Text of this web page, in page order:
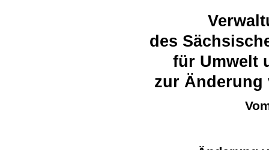
des
für Umwelt
zur